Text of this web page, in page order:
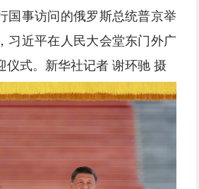
国事访问的俄罗斯总统普京举
习近平在人民大会堂东门外广
仪式。新华社记者 谢环驰 摄